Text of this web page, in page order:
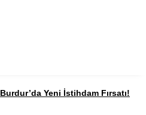
Burdur’da Yeni İstihdam Fırsatı!